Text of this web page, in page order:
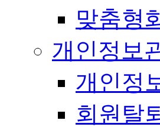
맞춤형
개인정보
개인정
회원탈